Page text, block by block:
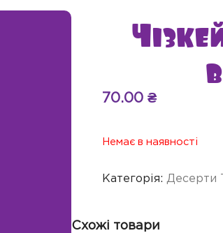
70.00₴
Немає в наявності
Категорія:Десерти
Схожі товари